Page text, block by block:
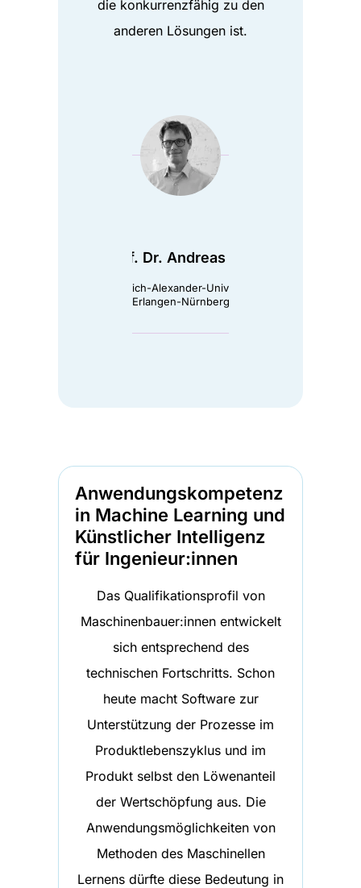
die konkurrenzfähig zu den
anderen Lösungen ist.
Prof. Dr. Andreas Kist
Friedrich-Alexander-Universität
Erlangen-Nürnberg
Anwendungskompetenz
in Machine Learning und
Künstlicher Intelligenz
für Ingenieur:innen
Das Qualifikationsprofil von
Maschinenbauer:innen entwickelt
sich entsprechend des
technischen Fortschritts. Schon
heute macht Software zur
Unterstützung der Prozesse im
Produktlebenszyklus und im
Produkt selbst den Löwenanteil
der Wertschöpfung aus. Die
Anwendungsmöglichkeiten von
Methoden des Maschinellen
Lernens dürfte diese Bedeutung in